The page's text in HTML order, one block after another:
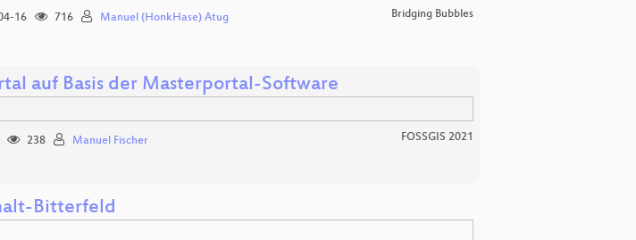
16 716 Manuel (HonkHase) Atug Bridging Bubbles
auf Basis der Masterportal-Software
238 Manuel Fischer FOSSGIS 2021
Bitterfeld